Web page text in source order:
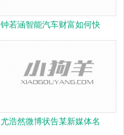
钟若涵智能汽车财富如何快
尤浩然微博状告某新媒体名